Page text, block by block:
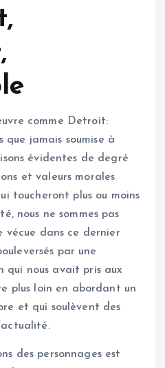
comme Detroit:
que jamais soumise à
évidentes de degré
et valeurs morales
toucheront plus ou moins
nous ne sommes pas
vécue dans ce dernier
par une
qui nous avait pris aux
plus loin en abordant un
et qui soulèvent des
des personnages est